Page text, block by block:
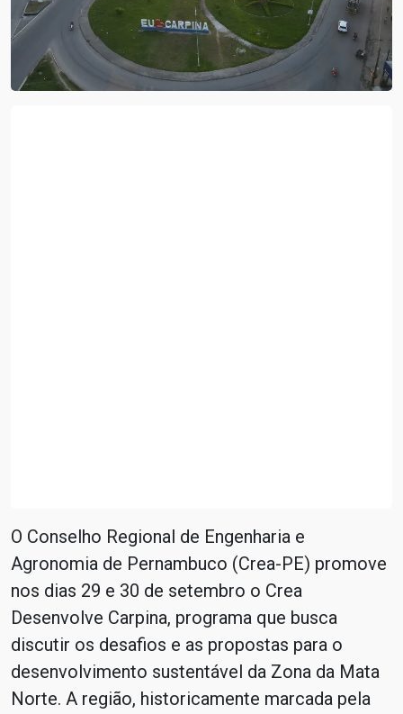
O Conselho Regional de Engenharia e
Agronomia de Pernambuco (Crea-PE) promove
nos dias 29 e 30 de setembro o Crea
Desenvolve Carpina, programa que busca
discutir os desafios e as propostas para o
desenvolvimento sustentável da Zona da Mata
Norte. A região, historicamente marcada pela